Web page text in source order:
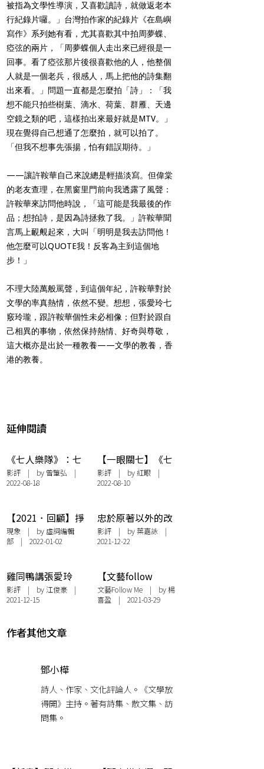
被指為文學性導演，又喜歡讀詩，就做返老本
行紀錄片囉。」台灣拍作家的紀錄片《在島嶼
寫作》系列她有看，尤其喜歡其中拍周夢蝶、
瘂弦的兩片，「周夢蝶個人走出來已經很是一
回事。看了瘂弦那片後很喜歡他的人，他整個
人就是一個老兵，很感人，馬上把他的詩集翻
出來看。」問題一直都是怎麼拍「詩」：「我
想不能只拍些樹葉、滴水、荷葉、群雁、天邊
空鏡之類的吧，這樣拍出來最好就是MTV。」
現在覺得自己想通了怎麼拍，就可以拍了。
「但我不想事先張揚，怕有錯誤期待。」
——讓許鞍華自己來說總是輕描淡寫。但偉棠
的老友查理，在黑窗里門前向我透露了風聲：
許鞍華來訪問他時說，「這可能是我最後的作
品；想拍詩，是因為詩拯救了我。」許鞍華聞
言馬上靦覥起來，大叫「明明是我去訪問他！
他怎麼可以QUOTE我！反客為主到這個地
步！」
不理大陸萬般罵聲，到這個年紀，許鞍華對於
文學的率真熱情，依然不變。想想，張愛玲七
竅玲瓏，跟許鞍華個性未必相像；但對於跟自
己相異的事物，依然保持熱情、好奇與尊敬，
這大概亦是出於一種教養——文學的教養，香
港的教養。
延伸閱讀
《七人樂隊》：七
個關鍵詞
影評 | by 曾肇弘 |
2022-08-18
【一眼關七】《七
人樂隊》：勝在還
有不跟大隊的徐克
影評| by紅眼|
2022-08-10
【2021．回顧】掙
扎中創造：2021香
港文化大事回顧 II
現象 | by 虛詞編輯
部 | 2022-01-02
忠於原著以外的改
編：電影《第一爐
香》的司徒協
影評| by葉嘉詠|
2021-12-22
雞同鴨講張愛玲
——對電影《第一
爐香》的一點反思
影評 | by江俊豪 |
2021-12-15
【文藝follow
me】《好好拍電
影》：嫁給電影的
文藝Follow Me| by楊
喜盈 | 2021-03-29
作者其他文章
鄧小樺
詩人、作家、文化評論人。《文學放
得開》主持。著有詩集、散文集、訪
問集。